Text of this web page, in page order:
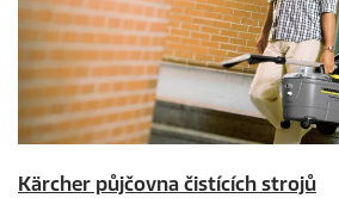
Kärcher půjčovna čistících strojů